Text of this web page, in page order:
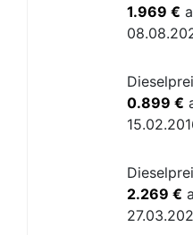
1.969 €
0.899 €
2.269 €